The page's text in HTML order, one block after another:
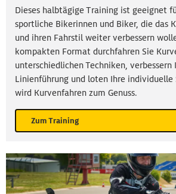
Dieses halbtägige Training ist geeignet
sportliche Bikerinnen und Biker, die das
und ihren Fahrstil weiter verbessern
kompakten Format durchfahren Sie
unterschiedlichen Techniken, verbessern
Linienführung und loten Ihre individuelle
wird Kurvenfahren zum Genuss.
Zum Training